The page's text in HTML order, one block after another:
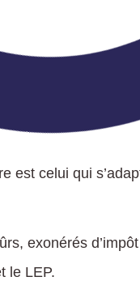
est celui qui
exonérés
le LEP.